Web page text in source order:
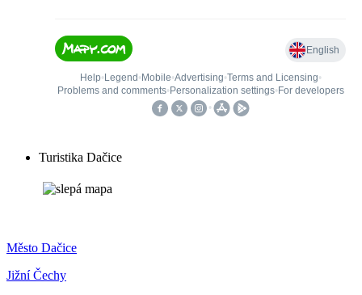
Turistika Dačice
Město Dačice
Jižní Čechy